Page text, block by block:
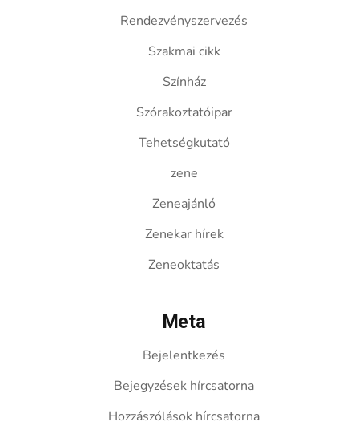
Rendezvényszervezés
Szakmai cikk
Színház
Szórakoztatóipar
Tehetségkutató
zene
Zeneajánló
Zenekar hírek
Zeneoktatás
Meta
Bejelentkezés
Bejegyzések hírcsatorna
Hozzászólások hírcsatorna